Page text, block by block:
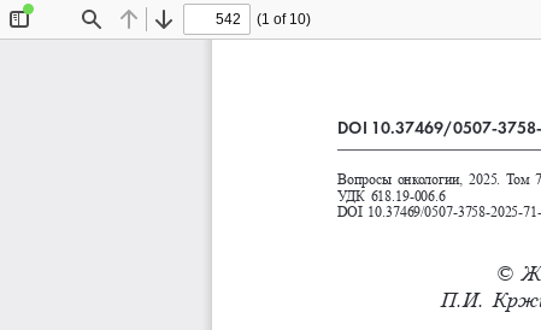
Find Previous
Next
(1 of 10)
DOI 10.37469/0507-
Вопросы онкологии, 2025. Том
УДК 618.19-006.6
DOI 10.37469/0507-3758-2025-
©
П.И.